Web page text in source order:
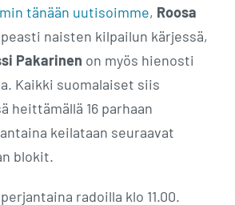
tänään uutisoimme, Roosa
naisten kilpailun kärjessä,
Pakarinen on myös hienosti
Kaikki suomalaiset siis
heittämällä 16 parhaan
keilataan seuraavat
blokit.
radoilla klo 11.00.